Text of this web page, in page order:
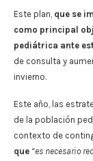
Este plan, que se
como principal
pediátrica ante
de consulta y
invierno.
Este año, las
de la población
contexto de
que “es necesario